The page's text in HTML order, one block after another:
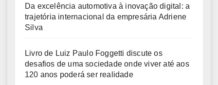
Da excelência automotiva à inovação digital: a
trajetória internacional da empresária Adriene
Silva
Livro de Luiz Paulo Foggetti discute os
desafios de uma sociedade onde viver até aos
120 anos poderá ser realidade